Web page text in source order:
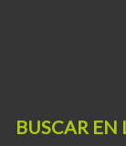
BUSCAR EN